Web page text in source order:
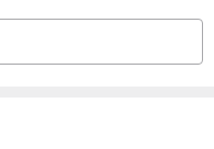
段104巷15號1F / 近板橋捷